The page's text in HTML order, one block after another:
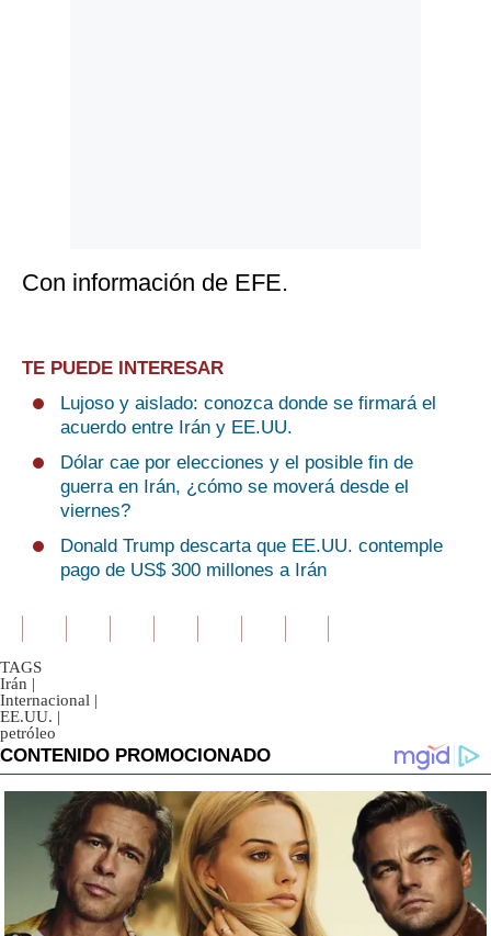
Con información de EFE.
TE PUEDE INTERESAR
Lujoso y aislado: conozca donde se firmará el
acuerdo entre Irán y EE.UU.
Dólar cae por elecciones y el posible fin de
guerra en Irán, ¿cómo se moverá desde el
viernes?
Donald Trump descarta que EE.UU. contemple
pago de US$ 300 millones a Irán
TAGS
Irán |
Internacional |
EE.UU. |
petróleo